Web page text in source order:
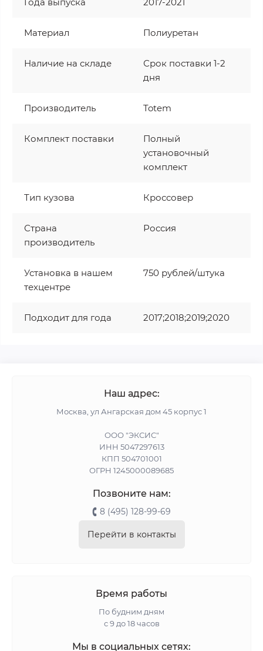
Материал Полиуретан
Наличие на складе
Срок поставки 1-2
дня
Производитель Totem
Комплект поставки
Полный
установочный
комплект
Тип кузова Кроссовер
Страна
производитель
Россия
Установка в нашем
техцентре
750 рублей/штука
Подходит для года 2017;2018;2019;2020
Наш адрес:
Москва, ул Ангарская дом 45 корпус 1
ООО "ЭКСИС"
ИНН 5047297613
КПП 504701001
ОГРН 1245000089685
Позвоните нам:
8 (495) 128-99-69
Перейти в контакты
Время работы
По будним дням
с 9 до 18 часов
Мы в социальных сетях: